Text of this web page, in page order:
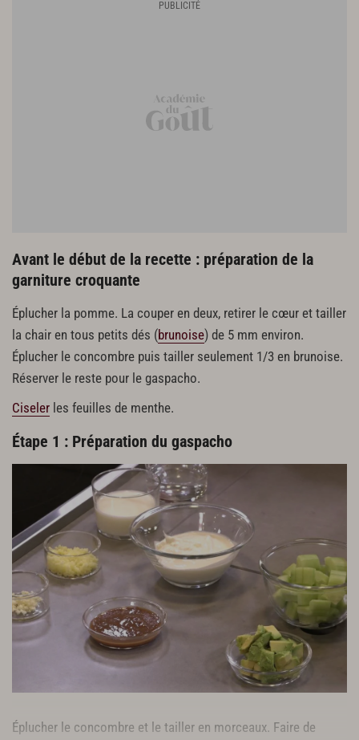
Avant le début de la recette : préparation de la
garniture croquante
Éplucher la pomme. La couper en deux, retirer le cœur et tailler
la chair en tous petits dés (brunoise) de 5 mm environ.
Éplucher le concombre puis tailler seulement 1/3 en brunoise.
Réserver le reste pour le gaspacho.
Ciseler les feuilles de menthe.
Étape 1 : Préparation du gaspacho
Éplucher le concombre et le tailler en morceaux. Faire de